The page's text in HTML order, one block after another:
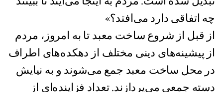
چه اتفاقی دارد می‌افتد؟»
از قبل از شروع ساخت معبد تا به امروز، مردم
از پیشینه‌های دینی مختلف از دهکده‌های اطراف
در محل ساخت معبد جمع می‌شوند و به نیایش
دسته جمعی می‌پردازند. تعداد فزاینده‌ای از